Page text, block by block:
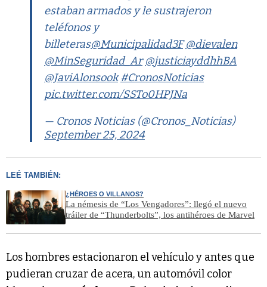
estaban armados y le sustrajeron
teléfonos y
billeteras@Municipalidad3F @dievalen
@MinSeguridad_Ar @justiciayddhhBA
@JaviAlonsook #CronosNoticias
pic.twitter.com/SSTo0HPJNa
— Cronos Noticias (@Cronos_Noticias)
September 25, 2024
LEÉ TAMBIÉN:
¿HÉROES O VILLANOS?
La némesis de “Los Vengadores”: llegó el nuevo
tráiler de “Thunderbolts”, los antihéroes de Marvel
Los hombres estacionaron el vehículo y antes que
pudieran cruzar de acera, un automóvil color